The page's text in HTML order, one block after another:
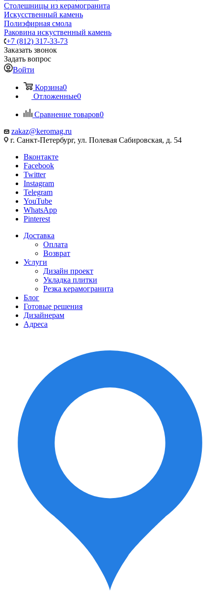
Столешницы из керамогранита
Искусственный камень
Полиэфирная смола
Раковина искуственный камень
+7 (812) 317-33-73
Заказать звонок
Задать вопрос
Войти
Корзина0
Отложенные0
Сравнение товаров0
zakaz@keromag.ru
г. Санкт-Петербург, ул. Полевая Сабировская, д. 54
Вконтакте
Facebook
Twitter
Instagram
Telegram
YouTube
WhatsApp
Pinterest
Доставка
Оплата
Возврат
Услуги
Дизайн проект
Укладка плитки
Резка керамогранита
Блог
Готовые решения
Дизайнерам
Адреса